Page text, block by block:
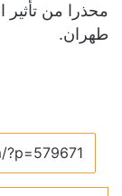
محذرا من تأثير
طهران.